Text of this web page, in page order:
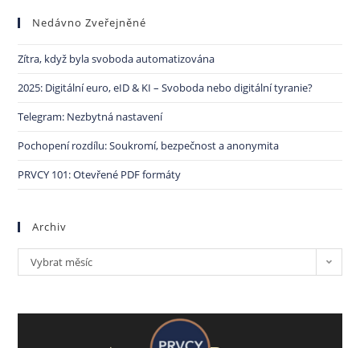
Nedávno Zveřejněné
Zítra, když byla svoboda automatizována
2025: Digitální euro, eID & KI – Svoboda nebo digitální tyranie?
Telegram: Nezbytná nastavení
Pochopení rozdílu: Soukromí, bezpečnost a anonymita
PRVCY 101: Otevřené PDF formáty
Archiv
Vybrat měsíc